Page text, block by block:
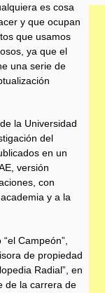
es cosa
y que ocupan
que usamos
ya que el
una serie de
la Universidad
del
en un
versión
con
y a la
Campeón”,
de propiedad
Radial”, en
de la carrera de